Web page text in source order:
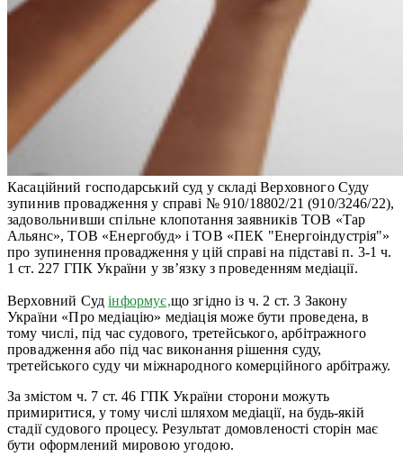
Касаційний господарський суд у складі Верховного Суду
зупинив провадження у справі № 910/18802/21 (910/3246/22),
задовольнивши спільне клопотання заявників ТОВ «Тар
Альянс», ТОВ «Енергобуд» і ТОВ «ПЕК "Енергоіндустрія"»
про зупинення провадження у цій справі на підставі п. 3-1 ч.
1 ст. 227 ГПК України у зв’язку з проведенням медіації.
Верховний Судінформує,що згідно із ч. 2 ст. 3 Закону
України «Про медіацію» медіація може бути проведена, в
тому числі, під час судового, третейського, арбітражного
провадження або під час виконання рішення суду,
третейського суду чи міжнародного комерційного арбітражу.
За змістом ч. 7 ст. 46 ГПК України сторони можуть
примиритися, у тому числі шляхом медіації, на будь-якій
стадії судового процесу. Результат домовленості сторін має
бути оформлений мировою угодою.